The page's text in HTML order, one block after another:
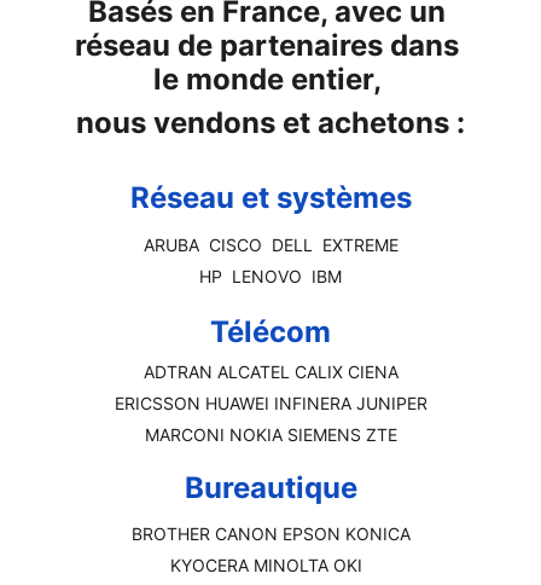
Basés en France, avec un
réseau de partenaires dans
le monde entier,
nous vendons et achetons :
Réseau et systèmes
Télécom
Bureautique
ADTRAN ALCATEL CALIX CIENA
ERICSSON HUAWEI INFINERA JUNIPER
MARCONI NOKIA SIEMENS ZTE
BROTHER CANON EPSON KONICA
KYOCERA MINOLTA OKI
ARUBA  CISCO  DELL  EXTREME
HP  LENOVO  IBM